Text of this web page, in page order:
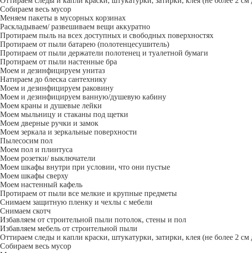
Собираем весь мусор
Меняем пакеты в мусорных корзинах
Раскладываем/ развешиваем вещи аккуратно
Протираем пыль на всех доступных и свободных поверхностях
Протираем от пыли батарею (полотенцесушитель)
Протираем от пыли держатели полотенец и туалетной бумаги
Протираем от пыли настенные бра
Моем и дезинфицируем унитаз
Натираем до блеска сантехнику
Моем и дезинфицируем раковину
Моем и дезинфицируем ванную/душевую кабину
Моем краны и душевые лейки
Моем мыльницу и стаканы под щетки
Моем дверные ручки и замок
Моем зеркала и зеркальные поверхности
Пылесосим пол
Моем пол и плинтуса
Моем розетки/ выключатели
Моем шкафы внутри при условии, что они пустые
Моем шкафы сверху
Моем настенный кафель
Протираем от пыли все мелкие и крупные предметы
Снимаем защитную пленку и чехлы с мебели
Снимаем скотч
Избавляем от строительной пыли потолок, стены и пол
Избавляем мебель от строительной пыли
Оттираем следы и капли краски, штукатурки, затирки, клея (не более 2
Собираем весь мусор